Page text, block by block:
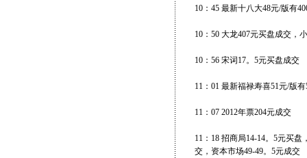
10：45 最新十八大48元/版有
10：50 大龙407元买盘成交，
10：56 宋词17。5元买盘成交
11：01 最新福禄寿喜51元/版
11：07 2012年票204元成交
11：18 招商局14-14。5元买
交，资本市场49-49。5元成交